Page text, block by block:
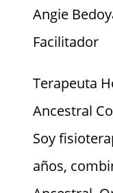
Angie
Facilitador
Terapeuta
Ancestral
Soy
años,